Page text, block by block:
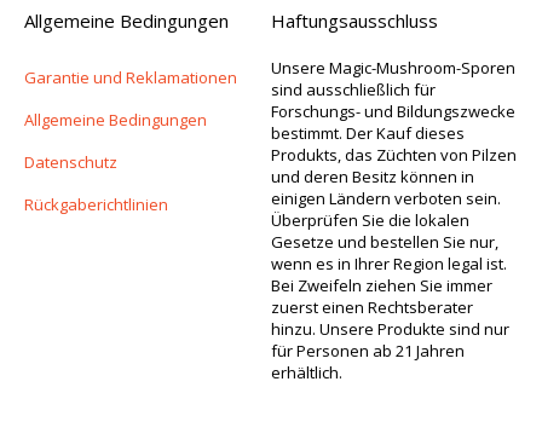
Allgemeine Bedingungen
Garantie und Reklamationen
Allgemeine Bedingungen
Datenschutz
Rückgaberichtlinien
Haftungsausschluss
Unsere Magic-Mushroom-Sporen
sind ausschließlich für
Forschungs- und Bildungszwecke
bestimmt. Der Kauf dieses
Produkts, das Züchten von Pilzen
und deren Besitz können in
einigen Ländern verboten sein.
Überprüfen Sie die lokalen
Gesetze und bestellen Sie nur,
wenn es in Ihrer Region legal ist.
Bei Zweifeln ziehen Sie immer
zuerst einen Rechtsberater
hinzu. Unsere Produkte sind nur
für Personen ab 21 Jahren
erhältlich.